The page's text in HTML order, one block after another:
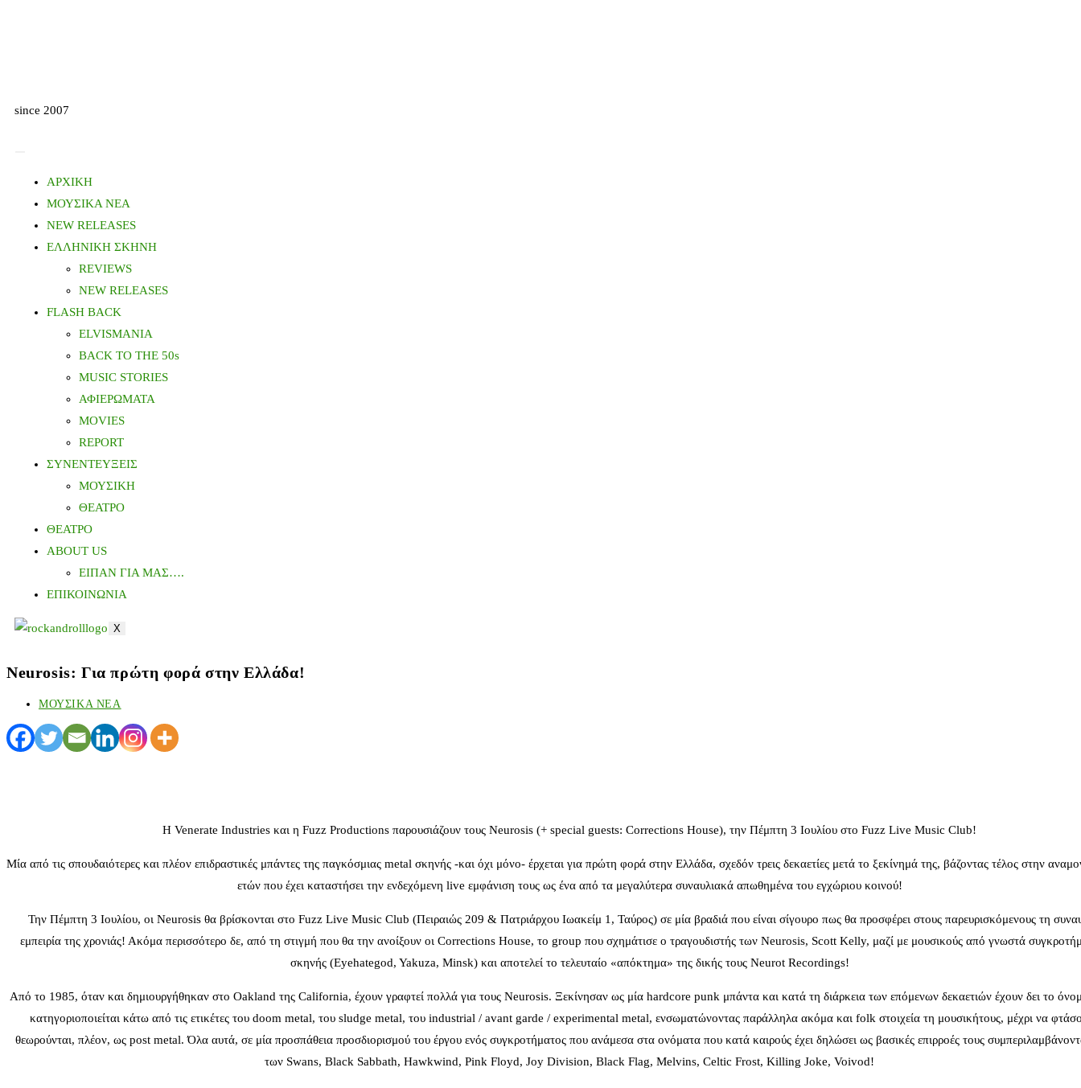
since 2007
ΑΡΧΙΚΗ
ΜΟΥΣΙΚΑ ΝΕΑ
NEW RELEASES
ΕΛΛΗΝΙΚΗ ΣΚΗΝΗ
REVIEWS
NEW RELEASES
FLASH BACK
ELVISMANIA
BACK TO THE 50s
MUSIC STORIES
ΑΦΙΕΡΩΜΑΤΑ
MOVIES
REPORT
ΣΥΝΕΝΤΕΥΞΕΙΣ
ΜΟΥΣΙΚΗ
ΘΕΑΤΡΟ
ΘΕΑΤΡΟ
ABOUT US
ΕΙΠΑΝ ΓΙΑ ΜΑΣ….
ΕΠΙΚΟΙΝΩΝΙΑ
X
Neurosis: Για πρώτη φορά στην Ελλάδα!
ΜΟΥΣΙΚΑ ΝΕΑ
Η Venerate Industries και η Fuzz Productions παρουσιάζουν τους Neurosis (+ special guests: Corrections House), την Πέμπτη 3 Ιουλίου στο Fuzz Live Music Club!
Μία από τις σπουδαιότερες και πλέον επιδραστικές μπάντες της παγκόσμιας metal σκηνής -και όχι μόνο- έρχεται για πρώτη φορά στην Ελλάδα, σχεδόν τρεις δεκαετίες μετά το ξεκίνημά της, βάζοντας τέλος στην
ετών που έχει καταστήσει την ενδεχόμενη live εμφάνιση τους ως ένα από τα μεγαλύτερα συναυλιακά απωθημένα του εγχώριου κοινού!
Την Πέμπτη 3 Ιουλίου, οι Neurosis θα βρίσκονται στο Fuzz Live Music Club (Πειραιώς 209 & Πατριάρχου Ιωακείμ 1, Ταύρος) σε μία βραδιά που είναι σίγουρο πως θα προσφέρει στους παρευρισκόμενους τη
εμπειρία της χρονιάς! Ακόμα περισσότερο δε, από τη στιγμή που θα την ανοίξουν οι Corrections House, το group που σχημάτισε ο τραγουδιστής των Neurosis, Scott Kelly, μαζί με μουσικούς από γνωστά
σκηνής (Eyehategod, Yakuza, Minsk) και αποτελεί το τελευταίο «απόκτημα» της δικής τους Neurot Recordings!
Από το 1985, όταν και δημιουργήθηκαν στο Oakland της California, έχουν γραφτεί πολλά για τους Neurosis. Ξεκίνησαν ως μία hardcore punk μπάντα και κατά τη διάρκεια των επόμενων δεκαετιών έχουν δει το
κατηγοριοποιείται κάτω από τις ετικέτες του doom metal, του sludge metal, του industrial / avant garde / experimental metal, ενσωματώνοντας παράλληλα ακόμα και folk στοιχεία τη μουσικήτους, μέχρι να
θεωρούνται, πλέον, ως post metal. Όλα αυτά, σε μία προσπάθεια προσδιορισμού του έργου ενός συγκροτήματος που ανάμεσα στα ονόματα που κατά καιρούς έχει δηλώσει ως βασικές επιρροές τους
των Swans, Black Sabbath, Hawkwind, Pink Floyd, Joy Division, Black Flag, Melvins, Celtic Frost, Killing Joke, Voivod!